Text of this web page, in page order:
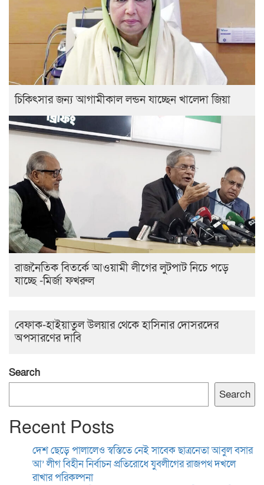
চিকিৎসার জন্য আগামীকাল লন্ডন যাচ্ছেন খালেদা জিয়া
রাজনৈতিক বিতর্কে আওয়ামী লীগের লুটপাট নিচে পড়ে
যাচ্ছে -মির্জা ফখরুল
বেফাক-হাইয়াতুল উলয়ার থেকে হাসিনার দোসরদের
অপসারণের দাবি
Search
Search
Recent Posts
দেশ ছেড়ে পালালেও স্বস্তিতে নেই সাবেক ছাত্রনেতা আবুল বসার
আ’ লীগ বিহীন নির্বাচন প্রতিরোধে যুবলীগের রাজপথ দখলে
রাখার পরিকল্পনা